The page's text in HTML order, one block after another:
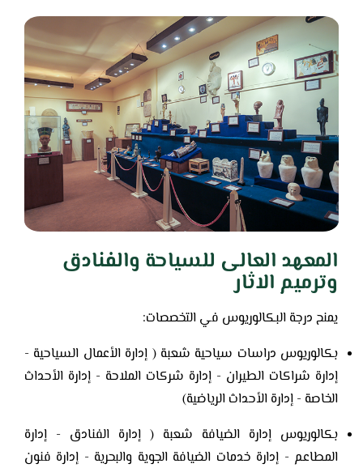
المعهد العالى للسياحة والفنادق
وترميم الاثار
يمنح درجة البكالوريوس في التخصصات:
بكالوريوس دراسات سياحية شعبة ( إدارة الأعمال السياحية -
إدارة شراكات الطيران - إدارة شركات الملاحة - إدارة الأحداث
الخاصة - إدارة الأحداث الرياضية)
بكالوريوس إدارة الضيافة شعبة ( إدارة الفنادق - إدارة
المطاعم - إدارة خدمات الضيافة الجوية والبحرية - إدارة فنون